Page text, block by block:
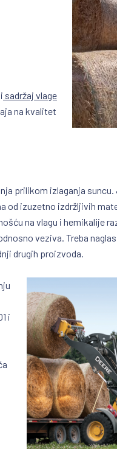
sadržaj vlage
na kvalitet
prilikom izlaganja
od izuzetno izdržljivih
na vlagu i hemikalije
veziva. Treba
drugih proizvoda.
i